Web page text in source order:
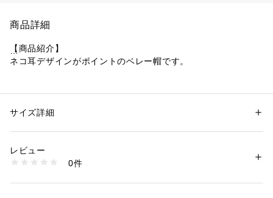
商品詳細
【商品紹介】
ネコ耳デザインがポイントのベレー帽です。
心をプラスしたネコ耳デザイン。
通気性の良い綿素材を使用しているのも嬉しいポイント。
内側の紐を引っ張ると、サイズ調節が可能です。
性別：レディース
素材：本体:綿100%、別布:ポリエステル97%、 :ナイロン3%
商品番号：
IP632X36 （ショップ）
サイズ詳細
レビュー
0件